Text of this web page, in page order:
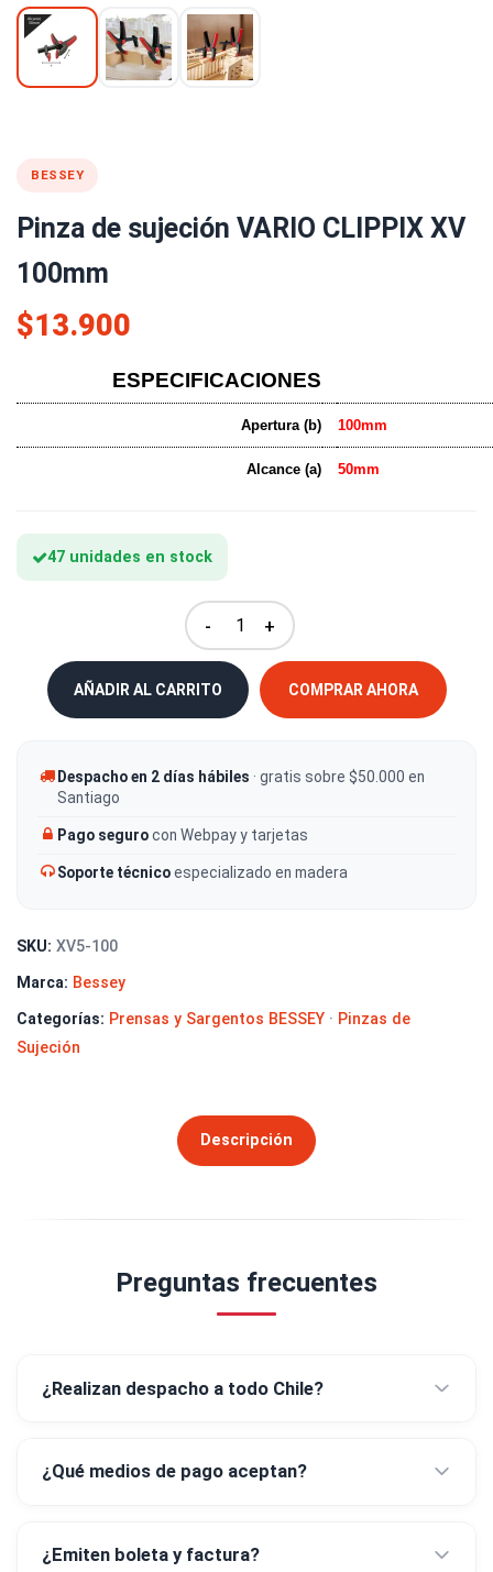
BESSEY
Pinza de sujeción VARIO CLIPPIX XV
100mm
$13.900
ESPECIFICACIONES
Apertura (b) 100mm
Alcance (a) 50mm
47 unidades en stock
- +
AÑADIR AL CARRITO COMPRAR AHORA
Despacho en 2 días hábiles · gratis sobre $50.000 en
Santiago
Pago segurocon Webpay y tarjetas
Soporte técnicoespecializado en madera
SKU: XV5-100
Marca: Bessey
Categorías: Prensas y Sargentos BESSEY · Pinzas de
Sujeción
Descripción
Preguntas frecuentes
¿Realizan despacho a todo Chile?
¿Qué medios de pago aceptan?
¿Emiten boleta y factura?